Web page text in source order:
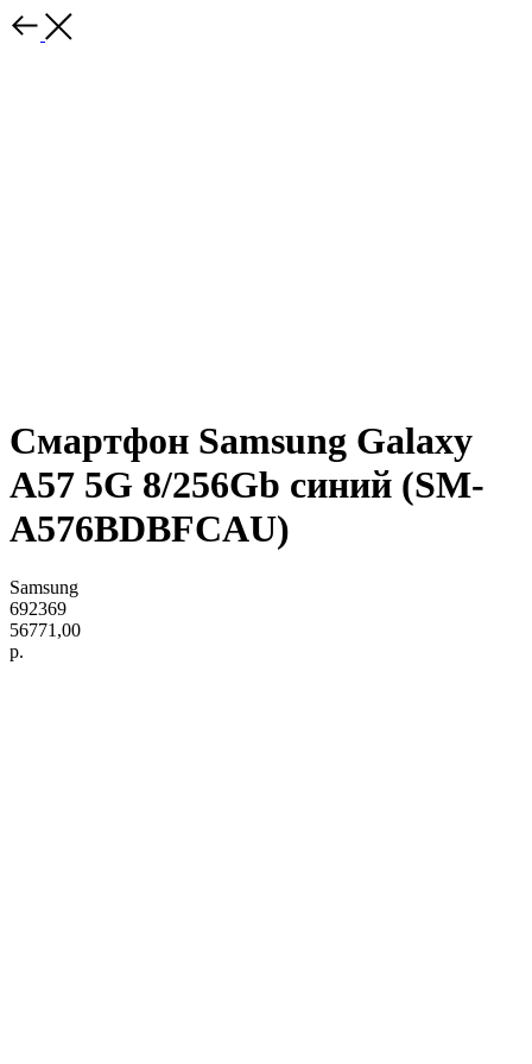
Смартфон Samsung Galaxy
A57 5G 8/256Gb синий (SM-
A576BDBFCAU)
Samsung
692369
56771,00
р.